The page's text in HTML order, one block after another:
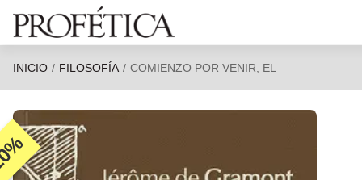
Saltar al contenido principal
INICIO FILOSOFÍA COMIENZO POR VENIR, EL